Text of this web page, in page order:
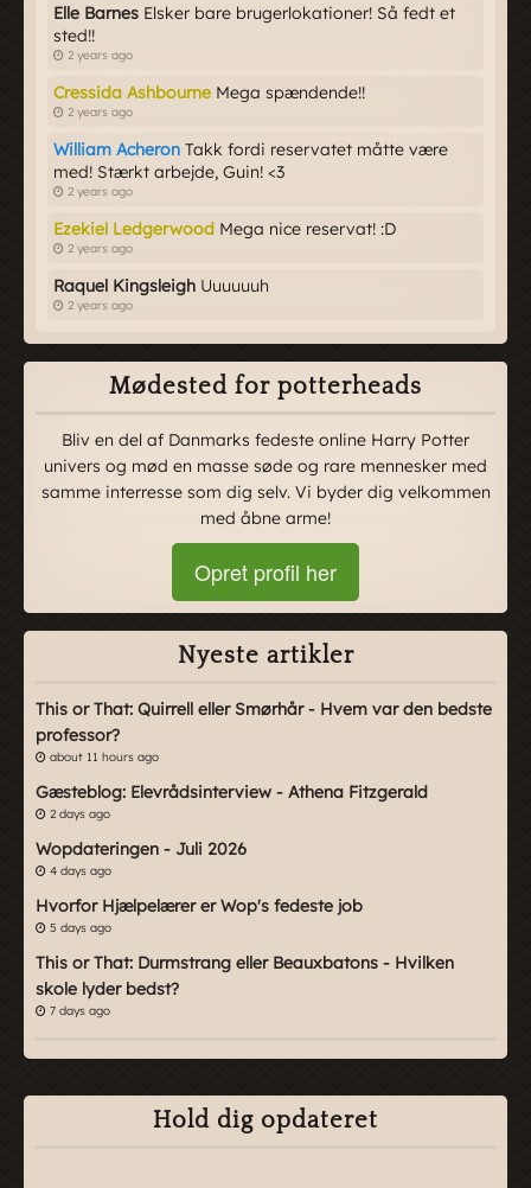
Elle Barnes Elsker bare brugerlokationer! Så fedt et
sted!!
2 years ago
Cressida Ashbourne Mega spændende!!
2 years ago
William Acheron Takk fordi reservatet måtte være
med! Stærkt arbejde, Guin! <3
2 years ago
Ezekiel Ledgerwood Mega nice reservat! :D
2 years ago
Raquel Kingsleigh Uuuuuuh
2 years ago
Mødested for potterheads
Bliv en del af Danmarks fedeste online Harry Potter
univers og mød en masse søde og rare mennesker med
samme interresse som dig selv. Vi byder dig velkommen
med åbne arme!
Opret profil her
Nyeste artikler
This or That: Quirrell eller Smørhår - Hvem var den bedste
professor?
about 11 hours ago
Gæsteblog: Elevrådsinterview - Athena Fitzgerald
2 days ago
Wopdateringen - Juli 2026
4 days ago
Hvorfor Hjælpelærer er Wop's fedeste job
5 days ago
This or That: Durmstrang eller Beauxbatons - Hvilken
skole lyder bedst?
7 days ago
Hold dig opdateret